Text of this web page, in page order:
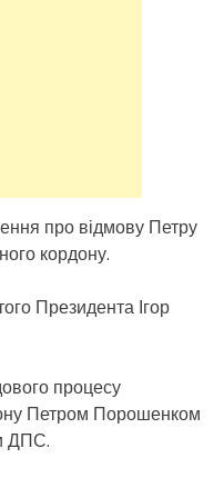
про відмову Петру
кордону.
Президента Ігор
процесу
Петром Порошенком
ДПС.